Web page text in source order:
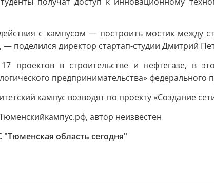
с кампусом — построить мостик между
— поделился директор стартап-студии Дмитрий
проектов в строительстве и нефтегазе, в
предпринимательства»
кампус возводят по проекту «Создание
автор неизвестен
область сегодня"